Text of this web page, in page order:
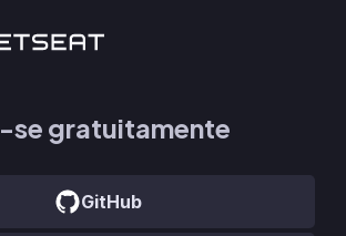
se gratuitamente
GitHub